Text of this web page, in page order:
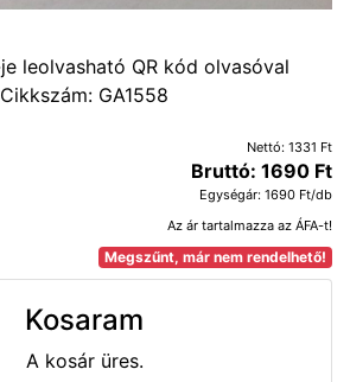
Cikkszám: GA1558
Nettó: 1331 Ft
Bruttó: 1690 Ft
Egységár: 1690 Ft/db
Az ár tartalmazza az ÁFA-t!
Megszűnt, már nem rendelhető!
Kosaram
A kosár üres.